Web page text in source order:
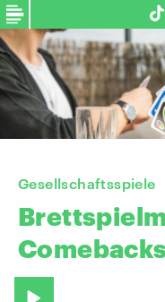
Gesellschaftsspiele